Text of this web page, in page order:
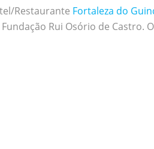
Restaurante Fortaleza do
Rui Osório de Castro.